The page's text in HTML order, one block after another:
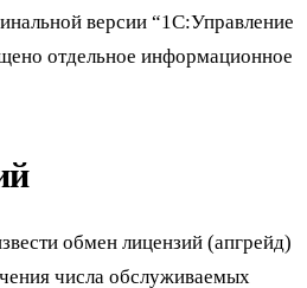
версии “1С:Управление
отдельное информационное
обмен лицензий (апгрейд)
числа обслуживаемых